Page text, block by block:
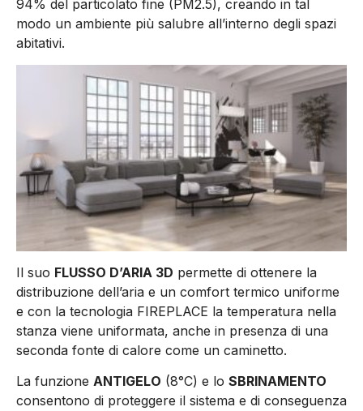
94% del particolato fine (PM2.5), creando in tal
modo un ambiente più salubre all’interno degli spazi
abitativi.
Il suo FLUSSO D’ARIA 3D permette di ottenere la
distribuzione dell’aria e un comfort termico uniforme
e con la tecnologia FIREPLACE la temperatura nella
stanza viene uniformata, anche in presenza di una
seconda fonte di calore come un caminetto.
La funzione ANTIGELO (8°C) e lo SBRINAMENTO
consentono di proteggere il sistema e di conseguenza